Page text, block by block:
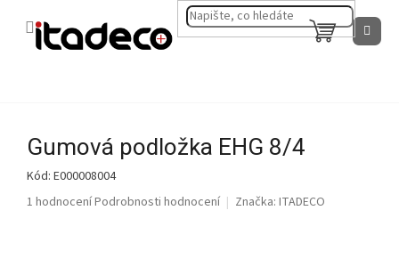
NÁKUPNÍ
KOŠÍK
Gumová podložka EHG 8/4
Kód: E000008004
Průměrné
1 hodnoceníPodrobnosti hodnocení Značka: ITADECO